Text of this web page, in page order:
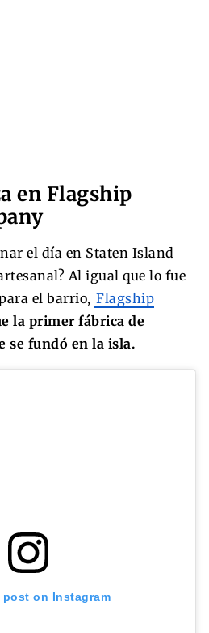
en Flagship
el día en Staten Island
Al igual que lo fue
el barrio, Flagship
la primer fábrica de
se fundó en la isla.
post on Instagram